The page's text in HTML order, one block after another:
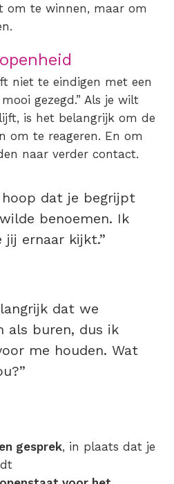
om te winnen, maar om
niet te eindigen met een
gezegd.” Als je wilt
is het belangrijk om de
om te reageren. En om
naar verder contact.
hoop dat je begrijpt
benoemen. Ik
jij ernaar kijkt.”
dat we
als buren, dus ik
me houden. Wat
gesprek, in plaats dat je